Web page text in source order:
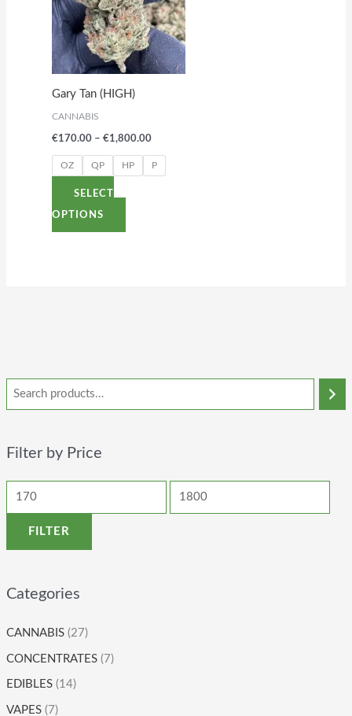
Filter by Price
FILTER
Categories
CANNABIS (27)
CONCENTRATES (7)
EDIBLES (14)
VAPES (7)
Gary Tan (HIGH)
CANNABIS
€170.00 – €1,800.00
OZ QP HP P
SELECT
OPTIONS
multiple
variants.
The
options
may
chosen
on